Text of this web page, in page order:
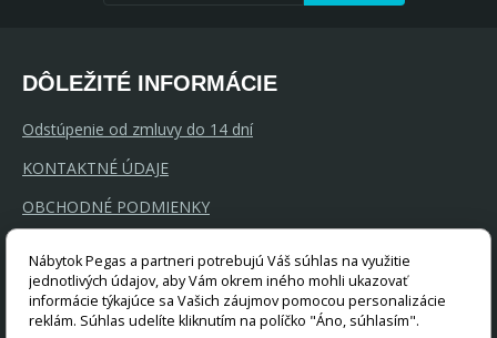
DÔLEŽITÉ INFORMÁCIE
Odstúpenie od zmluvy do 14 dní
KONTAKTNÉ ÚDAJE
OBCHODNÉ PODMIENKY
RÁDCA K NÁKUPU
Rychle dodanie
Nábytok Pegas a partneri potrebujú Váš súhlas na využitie
jednotlivých údajov, aby Vám okrem iného mohli ukazovať
informácie týkajúce sa Vašich záujmov pomocou personalizácie
reklám. Súhlas udelíte kliknutím na políčko "Áno, súhlasím".